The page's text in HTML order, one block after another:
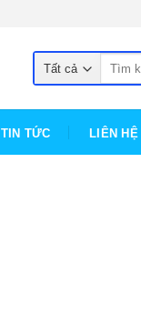
TIN TỨC LIÊN HỆ